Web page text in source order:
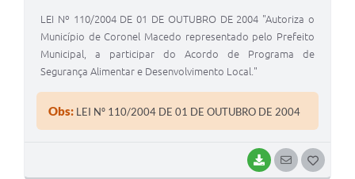
BAIXARSEGUIR
LEI Nº 110/2004 DE 01 DE OUTUBRO DE 2004 "Autoriza o
Município de Coronel Macedo representado pelo Prefeito
Municipal, a participar do Acordo de Programa de
Segurança Alimentar e Desenvolvimento Local."
Obs: LEI Nº 110/2004 DE 01 DE OUTUBRO DE 2004